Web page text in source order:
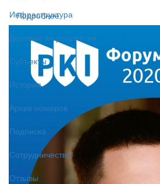
Инфраструктура
Деловые мероприятия
Субъекты
История
Архив номеров
Подписка
Сотрудничество
Отзывы
Подробнее